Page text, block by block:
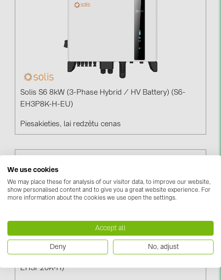
Solis S6 8kW (3-Phase Hybrid / HV Battery) (S6-
EH3P8K-H-EU)
Piesakieties, lai redzētu cenas
Solis S6 20kW (3-Phase Hybrid / HV Battery) (S6-
EH3P20K-H)
We use cookies
We may place these for analysis of our visitor data, to improve our website,
show personalised content and to give you a great website experience. For
more information about the cookies we use open the settings.
Accept all
Deny No, adjust